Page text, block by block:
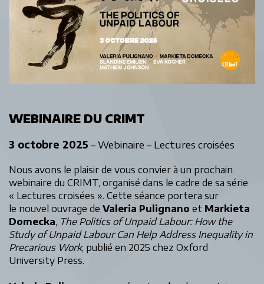
WEBINAIRE DU CRIMT
3 octobre 2025 – Webinaire – Lectures croisées
Nous avons le plaisir de vous convier à un prochain
webinaire du CRIMT, organisé dans le cadre de sa série
« Lectures croisées ». Cette séance portera sur
le nouvel ouvrage de Valeria Pulignano et Markieta
Domecka, The Politics of Unpaid Labour: How the
Study of Unpaid Labour Can Help Address Inequality in
Precarious Work, publié en 2025 chez Oxford
University Press.